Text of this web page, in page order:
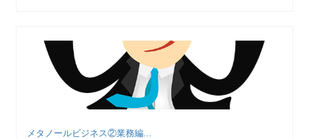
メタノールビジネス②業務編...